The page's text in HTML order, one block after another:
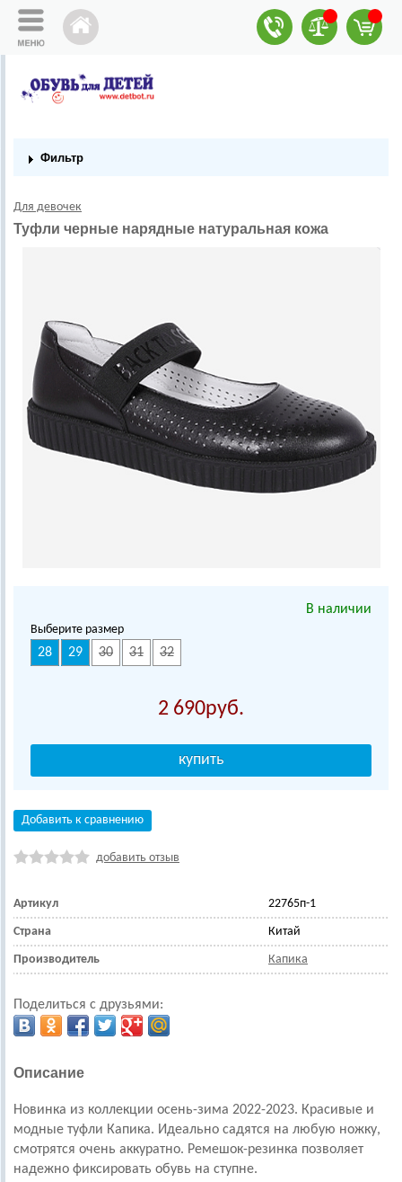
Фильтр
Для девочек
Туфли черные нарядные натуральная кожа
В наличии
Выберите размер
28 29 30 31 32
2 690
Добавить к сравнению
добавить отзыв
Артикул 22765п-1
Страна Китай
Производитель Капика
Поделиться с друзьями:
Описание
Новинка из коллекции осень-зима 2022-2023. Красивые и
модные туфли Капика. Идеально садятся на любую ножку,
смотрятся очень аккуратно. Ремешок-резинка позволяет
надежно фиксировать обувь на ступне.